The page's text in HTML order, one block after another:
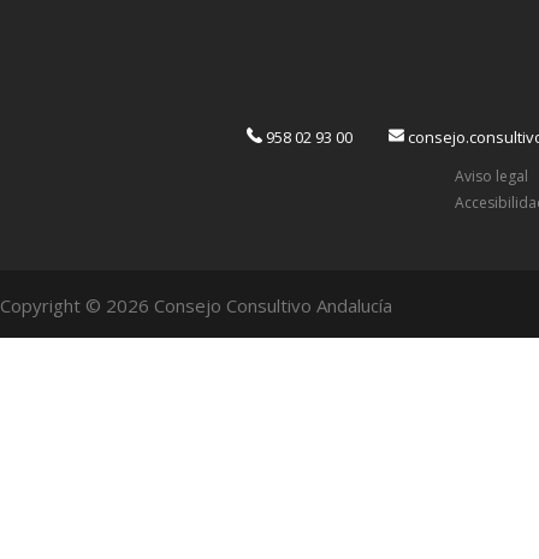
958 02 93 00
Aviso legal
Copyright © 2026 Consejo Consultivo Andalucía